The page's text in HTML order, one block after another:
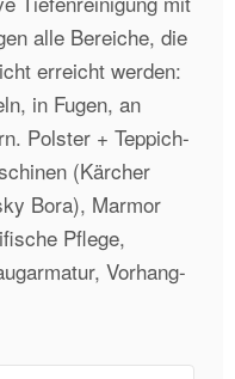
alle Bereiche, die
erreicht werden:
in Fugen, an
Polster + Teppich-
(Kärcher
Bora), Marmor
Pflege,
Vorhang-